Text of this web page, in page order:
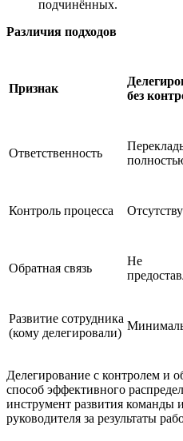
подчинённых.​
Различия подходов
Признак
без
Ответственность
Контроль процесса
Обратная связь
Не
Развитие сотрудника
(кому делегировали)
Делегирование с контролем и
способ эффективного
инструмент развития команды
руководителя за результаты